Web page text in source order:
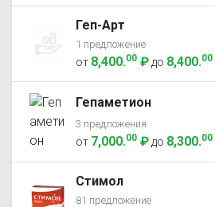
Геп-Арт
1 предложение
от 8,400.00 ₽ до 8,400.00
Гепаметион
3 предложения
от 7,000.00 ₽ до 8,300.00
Стимол
81 предложение